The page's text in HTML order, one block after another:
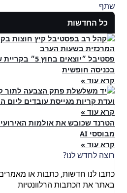
שתף
כל החדשות
פסטיבל ״יוצאים
בכניסה חופשית
קרא עוד »
ועדת קריות מגייסת עובדים ליום
קרא עוד »
הטרנד שכובש את אולמות
מבוססי AI
קרא עוד »
רוצה לחדש לנו?
כתבו לנו חדשות, כתבות או
באתר את הכתבות הרלוונטיות